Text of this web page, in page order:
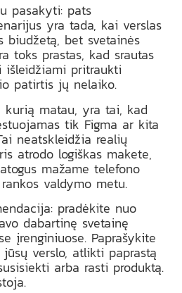
pasakyti: pats
yra tada, kai verslas
biudžetą, bet svetainės
toks prastas, kad srautas
išleidžiami pritraukti
patirtis jų nelaiko.
kurią matau, yra tai, kad
tik Figma ar kita
neatskleidžia realių
atrodo logiškas makete,
mažame telefono
valdymo metu.
pradėkite nuo
dabartinę svetainę
įrenginiuose. Paprašykite
verslo, atlikti paprastą
arba rasti produktą.